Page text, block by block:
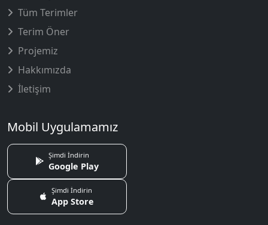
Tüm Terimler
Terim Öner
Projemiz
Hakkımızda
İletişim
Mobil Uygulamamız
Şimdi İndirin
Google Play
Şimdi İndirin
App Store